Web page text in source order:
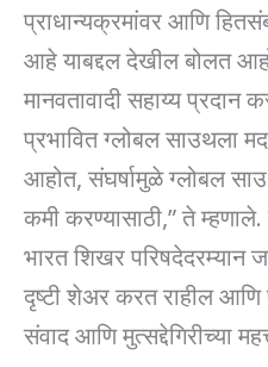
प्राधान्यक्रमांवर आणि
आहे याबद्दल देखील बोलत
मानवतावादी सहाय्य प्रदान
प्रभावित ग्लोबल साउथला
आहोत, संघर्षामुळे ग्लोबल
कमी करण्यासाठी,” ते
भारत शिखर परिषदेदरम्यान
दृष्टी शेअर करत राहील आणि
संवाद आणि मुत्सद्देगिरीच्या